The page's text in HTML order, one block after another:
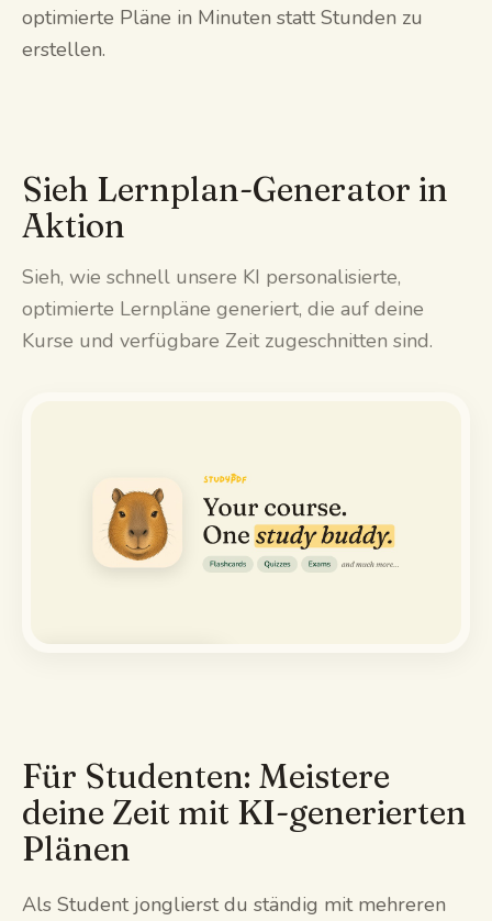
optimierte Pläne in Minuten statt Stunden zu
erstellen.
Sieh Lernplan-Generator in
Aktion
Sieh, wie schnell unsere KI personalisierte,
optimierte Lernpläne generiert, die auf deine
Kurse und verfügbare Zeit zugeschnitten sind.
Für Studenten: Meistere
deine Zeit mit KI-generierten
Plänen
Als Student jonglierst du ständig mit mehreren